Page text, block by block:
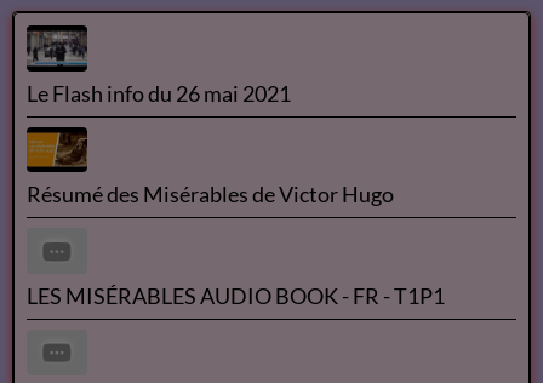
Le Flash info du 26 mai 2021
Résumé des Misérables de Victor Hugo
LES MISÉRABLES AUDIO BOOK - FR - T1P1